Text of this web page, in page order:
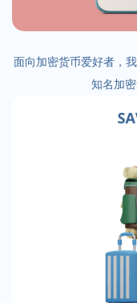
面向加密货币爱好者，
知名加